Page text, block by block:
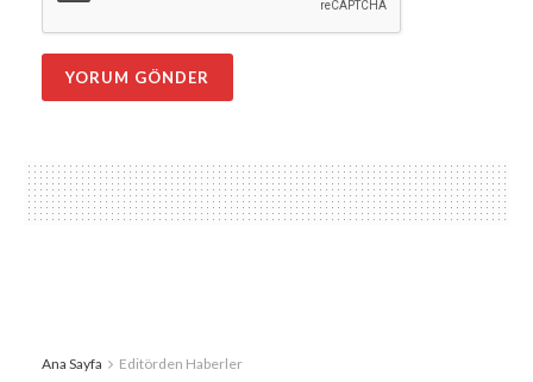
Ana Sayfa Editörden Haberler